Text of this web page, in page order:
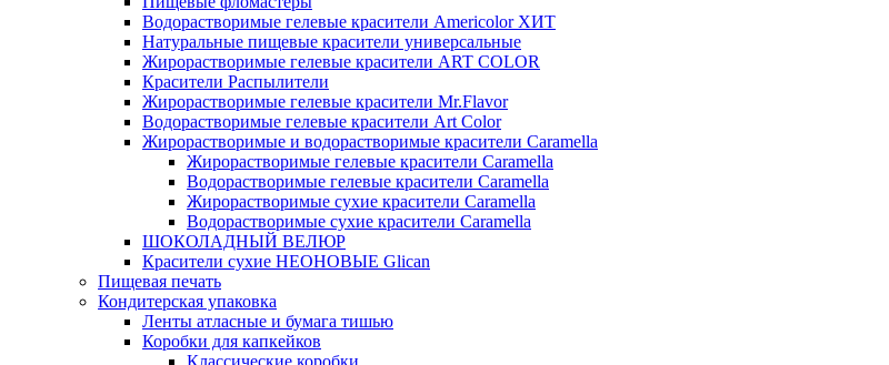
Водорастворимые гелевые красители Americolor ХИТ
Натуральные пищевые красители универсальные
Жирорастворимые гелевые красители ART COLOR
Красители Распылители
Жирорастворимые гелевые красители Mr.Flavor
Водорастворимые гелевые красители Art Color
Жирорастворимые и водорастворимые красители Caramella
Жирорастворимые гелевые красители Caramella
Водорастворимые гелевые красители Caramella
Жирорастворимые сухие красители Caramella
Водорастворимые сухие красители Caramella
ШОКОЛАДНЫЙ ВЕЛЮР
Красители сухие НЕОНОВЫЕ Glican
Пищевая печать
Кондитерская упаковка
Ленты атласные и бумага тишью
Коробки для капкейков
Классические коробки